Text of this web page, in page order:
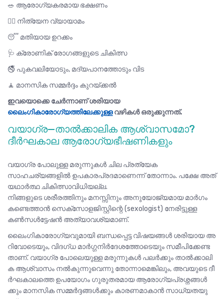
🥗 ആരോഗ്യകരമായ ഭക്ഷണം
🏃‍♂️ നിത്യേന വ്യായാമം
😴 മതിയായ ഉറക്കം
🩺 ക്രോണിക് രോഗങ്ങളുടെ ചികിത്സ
🚭 പുകവലിയോടും, മദ്യപാനത്തോടും വിട
🧘 മാനസിക സമ്മർദ്ദം കുറയ്ക്കൽ
ഇവയൊക്കെ ചേർന്നാണ് ശരിയായ
ലൈംഗികാരോഗ്യത്തിലേക്കുള്ളവഴികൾ ഒരുക്കുന്നത്.
വയാഗ്ര—താൽക്കാലിക ആശ്വാസമോ?
ദീർഘകാല ആരോഗ്യഭീഷണികളും
വയാഗ്ര പോലുള്ള മരുന്നുകൾ ചില പ്രത്യേക
സാഹചര്യങ്ങളിൽ ഉപകാരപ്രദമാണെന്ന് തോന്നാം. പക്ഷേ അത്
യഥാർത്ഥ ചികിത്സാവിധിയല്ല.
നിങ്ങളുടെ ശരീരത്തിനും മനസ്സിനും അനുയോജ്യമായ മാർഗം
കണ്ടെത്താൻ സെക്സോളജിസ്റ്റിന്റെ (sexologist) നേരിട്ടുള്ള
കൺസൾട്ടേഷൻ അത്യാവശ്യമാണ്.
ലൈംഗികാരോഗ്യവുമായി ബന്ധപ്പെട്ട വിഷയങ്ങൾ ശരിയായ അ
റിവോടെയും, വിദഗ്ധ മാർഗ്ഗനിർദേശത്തോടെയും സമീപിക്കേണ്ട
താണ്. വയാഗ്ര പോലെയുള്ള മരുന്നുകൾ പലർക്കും താൽക്കാലി
ക ആശ്വാസം നൽകുന്നുവെന്നു തോന്നാമെങ്കിലും, അവയുടെ ദീ
ർഘകാലത്തെ ഉപയോഗം ഗുരുതരമായ ആരോഗ്യപ്രശ്നങ്ങൾ
ക്കും മാനസിക സമ്മർദ്ദങ്ങൾക്കും കാരണമാകാൻ സാധ്യതയു